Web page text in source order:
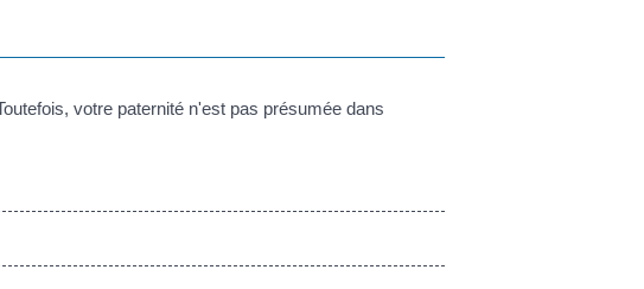
votre paternité n'est pas présumée dans